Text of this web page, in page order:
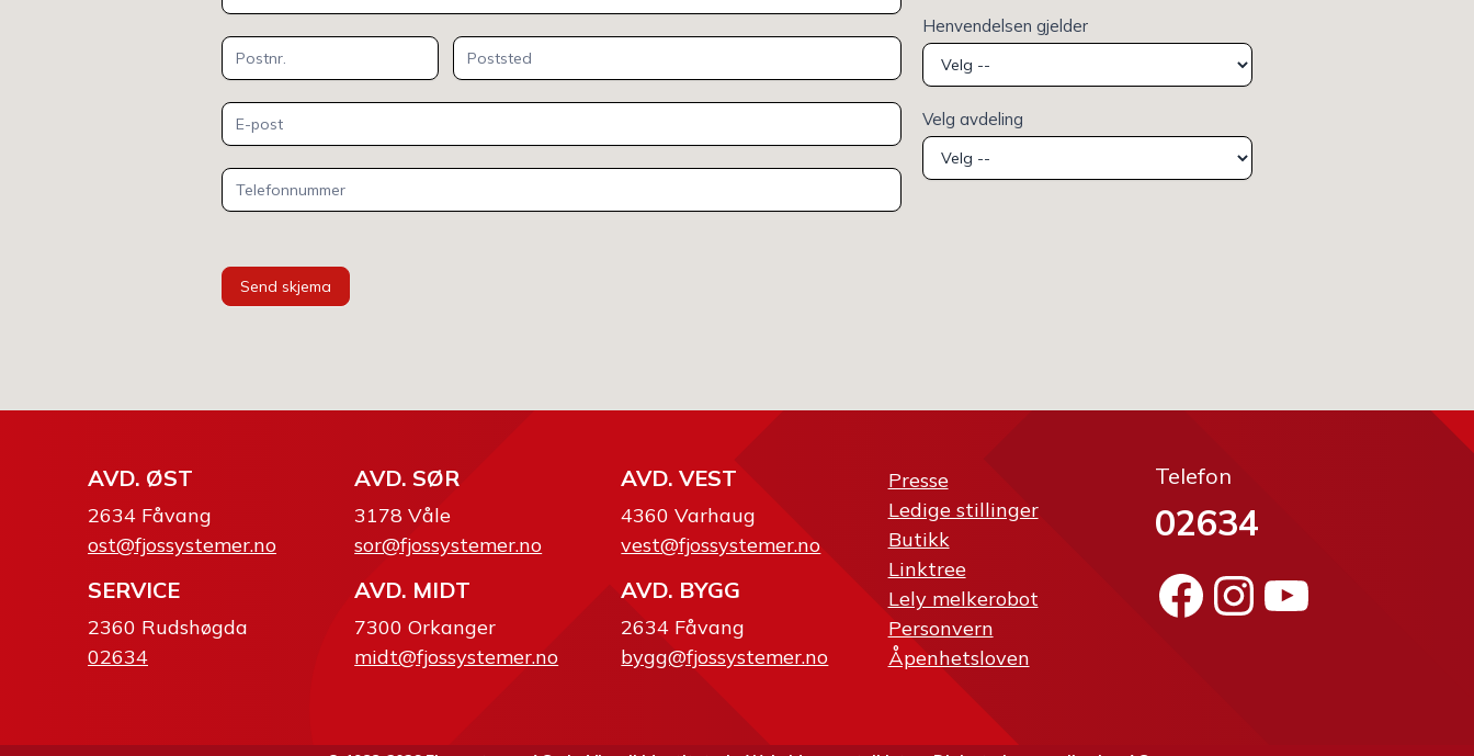
Henvendelsen gjelder
Velg avdeling
Send skjema
AVD. ØST
2634 Fåvang
ost@fjossystemer.no
SERVICE
2360 Rudshøgda
02634
AVD. SØR
3178 Våle
sor@fjossystemer.no
AVD. MIDT
7300 Orkanger
midt@fjossystemer.no
AVD. VEST
4360 Varhaug
vest@fjossystemer.no
AVD. BYGG
2634 Fåvang
bygg@fjossystemer.no
Presse
Ledige stillinger
Butikk
Linktree
Lely melkerobot
Personvern
Åpenhetsloven
Telefon
02634
Facebook
Instagram
YouTube